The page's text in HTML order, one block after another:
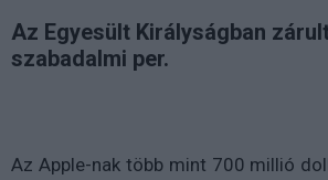
Az Egyesült Királyságban
szabadalmi per.
Az Apple-nak több mint 700 millió